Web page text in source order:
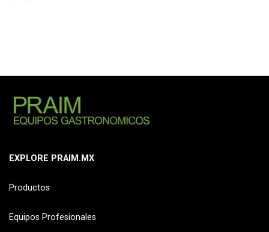
EXPLORE PRAIM.MX
Productos
Equipos Profesionales